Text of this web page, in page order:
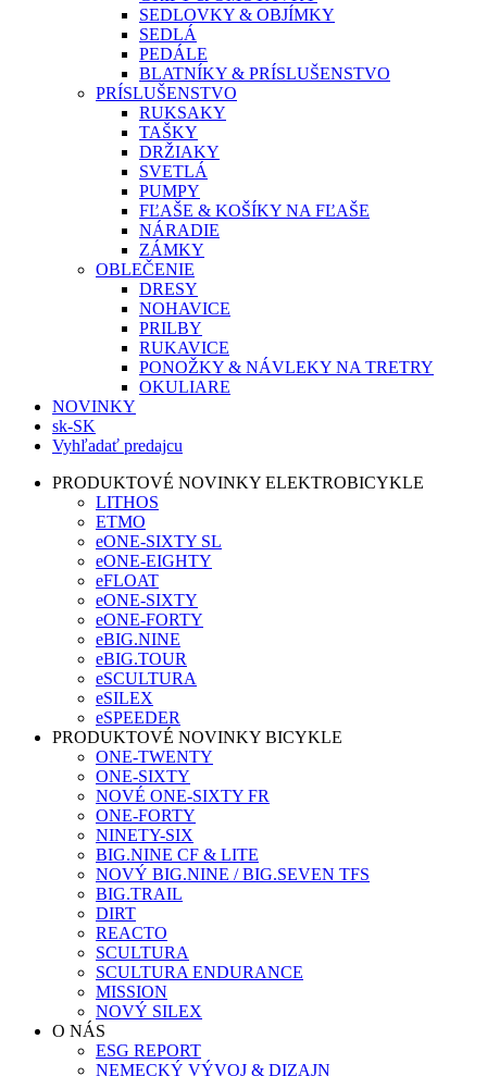
SEDLOVKY & OBJÍMKY
SEDLÁ
PEDÁLE
BLATNÍKY & PRÍSLUŠENSTVO
PRÍSLUŠENSTVO
RUKSAKY
TAŠKY
DRŽIAKY
SVETLÁ
PUMPY
FĽAŠE & KOŠÍKY NA FĽAŠE
NÁRADIE
ZÁMKY
OBLEČENIE
DRESY
NOHAVICE
PRILBY
RUKAVICE
PONOŽKY & NÁVLEKY NA TRETRY
OKULIARE
NOVINKY
sk-SK
Vyhľadať predajcu
PRODUKTOVÉ NOVINKY ELEKTROBICYKLE
LITHOS
ETMO
eONE-SIXTY SL
eONE-EIGHTY
eFLOAT
eONE-SIXTY
eONE-FORTY
eBIG.NINE
eBIG.TOUR
eSCULTURA
eSILEX
eSPEEDER
PRODUKTOVÉ NOVINKY BICYKLE
ONE-TWENTY
ONE-SIXTY
NOVÉ ONE-SIXTY FR
ONE-FORTY
NINETY-SIX
BIG.NINE CF & LITE
NOVÝ BIG.NINE / BIG.SEVEN TFS
BIG.TRAIL
DIRT
REACTO
SCULTURA
SCULTURA ENDURANCE
MISSION
NOVÝ SILEX
O NÁS
ESG REPORT
NEMECKÝ VÝVOJ & DIZAJN